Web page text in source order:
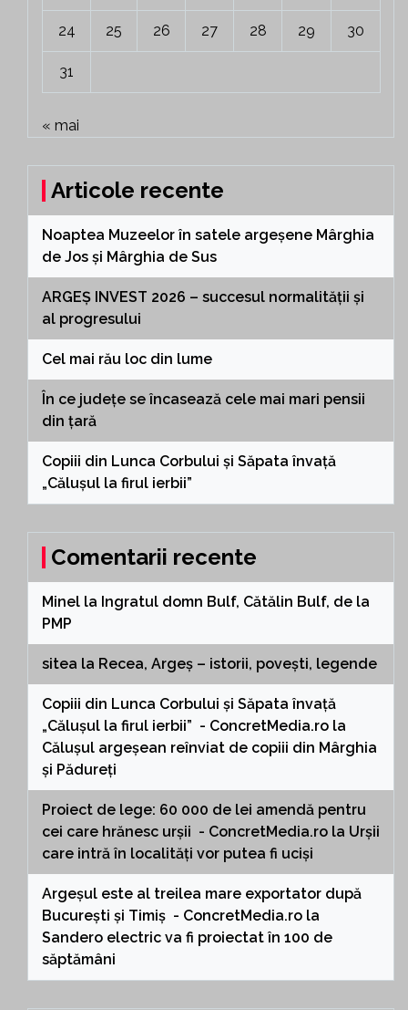
24 25 26 27 28 29 30
31
« mai
Articole recente
Noaptea Muzeelor în satele argeșene Mârghia
de Jos și Mârghia de Sus
ARGEȘ INVEST 2026 – succesul normalității și
al progresului
Cel mai rău loc din lume
În ce județe se încasează cele mai mari pensii
din țară
Copiii din Lunca Corbului și Săpata învață
„Călușul la firul ierbii”
Comentarii recente
Minel la Ingratul domn Bulf, Cătălin Bulf, de la
PMP
sitea la Recea, Argeș – istorii, povești, legende
Copiii din Lunca Corbului și Săpata învață
„Călușul la firul ierbii” - ConcretMedia.ro la
Călușul argeșean reînviat de copiii din Mârghia
și Pădureți
Proiect de lege: 60 000 de lei amendă pentru
cei care hrănesc urșii - ConcretMedia.ro la Urșii
care intră în localități vor putea fi uciși
Argeșul este al treilea mare exportator după
București și Timiș - ConcretMedia.ro la
Sandero electric va fi proiectat în 100 de
săptămâni